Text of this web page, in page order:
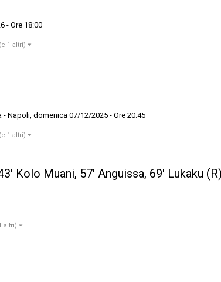
- Ore 18:00
(e 1 altri)
- Napoli, domenica 07/12/2025 - Ore 20:45
(e 1 altri)
Kolo Muani, 57' Anguissa, 69' Lukaku
altri)